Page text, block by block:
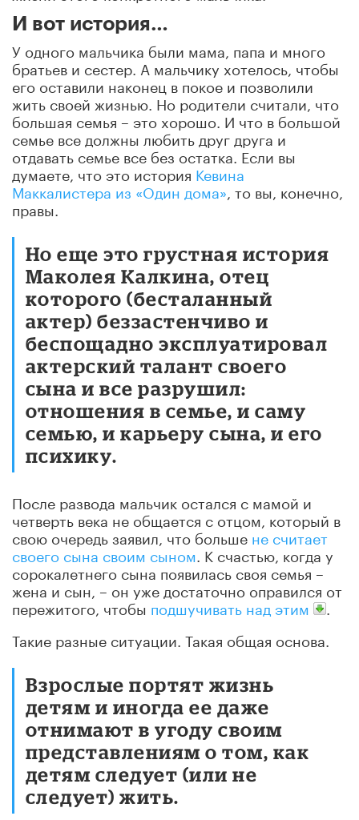
И вот история…
У одного мальчика были мама, папа и много
братьев и сестер. А мальчику хотелось, чтобы
его оставили наконец в покое и позволили
жить своей жизнью. Но родители считали, что
большая семья – это хорошо. И что в большой
семье все должны любить друг друга и
отдавать семье все без остатка. Если вы
думаете, что это история Кевина
Маккалистера из «Один дома» , то вы, конечно,
правы.
Но еще это грустная история
Маколея Калкина, отец
которого (бесталанный
актер) беззастенчиво и
беспощадно эксплуатировал
актерский талант своего
сына и все разрушил:
отношения в семье, и саму
семью, и карьеру сына, и его
психику.
После развода мальчик остался с мамой и
четверть века не общается с отцом, который в
свою очередь заявил, что больше не считает
своего сына своим сыном . К счастью, когда у
сорокалетнего сына появилась своя семья –
жена и сын, – он уже достаточно оправился от
пережитого, чтобы подшучивать над этим
Такие разные ситуации. Такая общая основа.
Взрослые портят жизнь
детям и иногда ее даже
отнимают в угоду своим
представлениям о том, как
детям следует (или не
следует) жить.